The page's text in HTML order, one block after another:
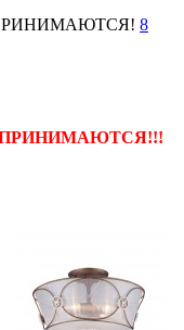
8
ПРИНИМАЮТСЯ!!!